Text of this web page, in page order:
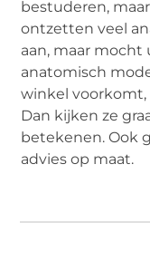
bestuderen,
ontzetten veel
aan, maar mocht
anatomisch
winkel
Dan kijken ze
betekenen. Ook
advies op maat.